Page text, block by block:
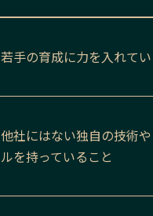
若手の育成に力を入れて
他社にはない独自の技術
ルを持っていること